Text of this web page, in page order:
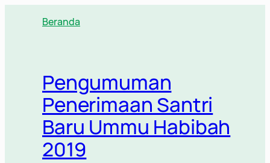
Beranda
Pengumuman
Penerimaan Santri
Baru Ummu Habibah
2019